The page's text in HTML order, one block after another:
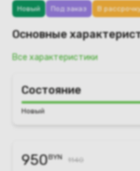
Новый Под заказ В
Основные
Все характеристики
Состояние
Новый
950BYN 1140